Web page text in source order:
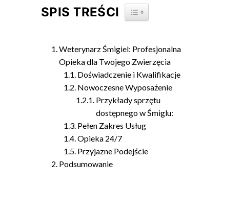
SPIS TREŚCI TOGGLE TABLE OF CONTENT
Weterynarz Śmigiel: Profesjonalna
Opieka dla Twojego Zwierzęcia
Doświadczenie i Kwalifikacje
Nowoczesne Wyposażenie
Przykłady sprzętu
dostępnego w Śmiglu:
Pełen Zakres Usług
Opieka 24/7
Przyjazne Podejście
Podsumowanie